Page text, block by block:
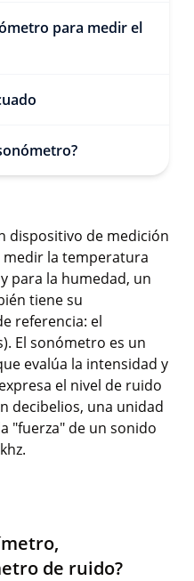
para medir el
dispositivo de medición
medir la temperatura
para la humedad, un
tiene su
referencia: el
El sonómetro es un
evalúa la intensidad y
el nivel de ruido
decibelios, una unidad
"fuerza" de un sonido
de ruido?